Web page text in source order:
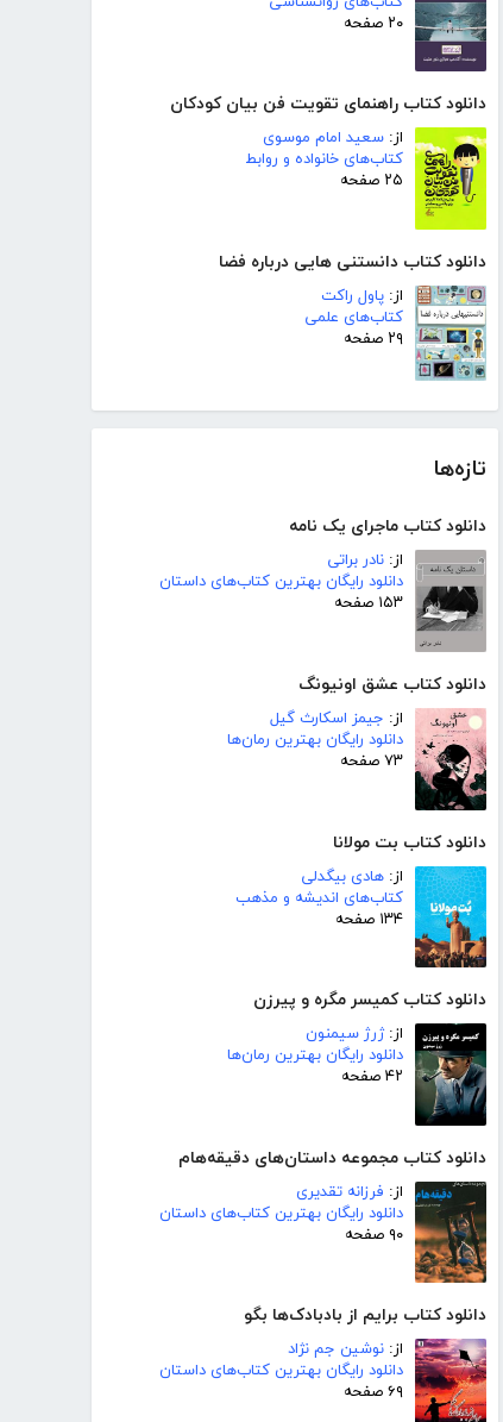
۲۰ صفحه
دانلود کتاب راهنمای تقویت فن بیان کودکان
از: سعید امام موسوی
کتاب‌های خانواده و روابط
۲۵ صفحه
دانلود کتاب دانستنی هایی درباره فضا
از: پاول راکت
کتاب‌های علمی
۲۹ صفحه
تازه‌ها
دانلود کتاب ماجرای یک نامه
از: نادر براتی
دانلود رایگان بهترین کتاب‌های داستان
۱۵۳ صفحه
دانلود کتاب عشق اونیونگ
از: جیمز اسکارث گیل
دانلود رایگان بهترین رمان‌ها
۷۳ صفحه
دانلود کتاب بت مولانا
از: هادی بیگدلی
کتاب‌های اندیشه و مذهب
۱۳۴ صفحه
دانلود کتاب کمیسر مگره و پیرزن
از:ژرژ سیمنون
دانلود رایگان بهترین رمان‌ها
۴۲ صفحه
دانلود کتاب مجموعه داستان‌های دقیقه‌هام
از: فرزانه تقدیری
دانلود رایگان بهترین کتاب‌های داستان
۹۰ صفحه
دانلود کتاب برایم از بادبادک‌ها بگو
از: نوشین جم نژاد
دانلود رایگان بهترین کتاب‌های داستان
۶۹ صفحه